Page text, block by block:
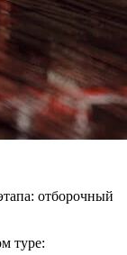
отборочный
туре: